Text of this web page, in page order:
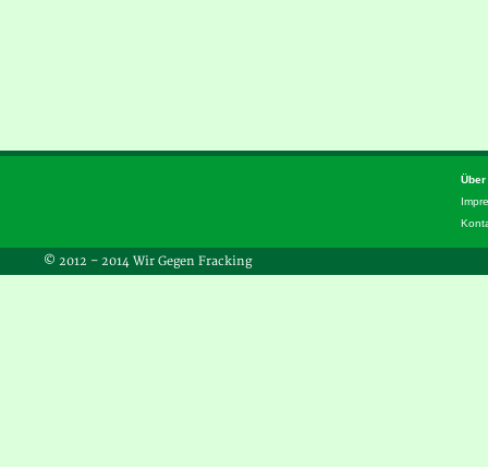
Über
© 2012 – 2014 Wir Gegen Fracking